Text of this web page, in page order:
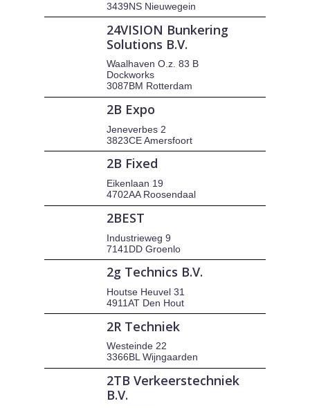
3439NS Nieuwegein
24VISION Bunkering
Solutions B.V.
Waalhaven O.z. 83 B
Dockworks
3087BM Rotterdam
2B Expo
Jeneverbes 2
3823CE Amersfoort
2B Fixed
Eikenlaan 19
4702AA Roosendaal
2BEST
Industrieweg 9
7141DD Groenlo
2g Technics B.V.
Houtse Heuvel 31
4911AT Den Hout
2R Techniek
Westeinde 22
3366BL Wijngaarden
2TB Verkeerstechniek
B.V.